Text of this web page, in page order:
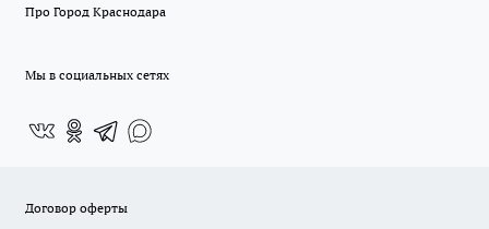
Про Город Краснодара
Мы в социальных сетях
Договор оферты